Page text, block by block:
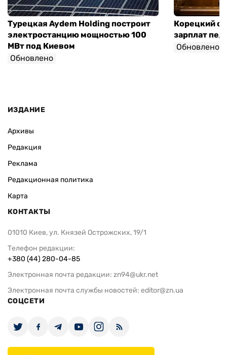
Турецкая Aydem Holding построит
электростанцию мощностью 100
МВт под Киевом
Обновлено
Корецкий
зарплат
Обновлено
ИЗДАНИЕ
Архивы
Редакция
Реклама
Редакционная политика
Карта
КОНТАКТЫ
01010 Киев, ул. Князей Острожских, 19/1
Телефон редакции:
+380 (44) 280-04-85
Электронная почта редакции: zn94@ukr.net
Электронная почта службы новостей: editor@zn.ua
СОЦСЕТИ